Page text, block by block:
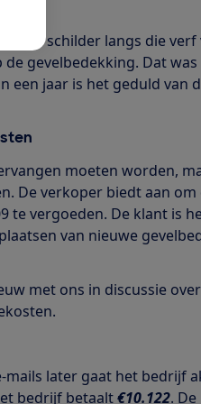
lokale schilder langs die verf
gevelbedekking. Dat
een jaar is het geduld van
moeten worden,
De verkoper biedt aan om
te vergoeden. De klant is
van nieuwe
met ons in discussie
mails later gaat het bedrijf
bedrijf betaalt€10.122.